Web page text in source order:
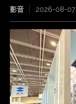
影音 2026-08-07